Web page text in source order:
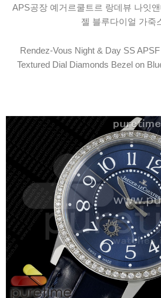
APS공장 예거르쿨트르 랑데뷰 나잇
젤 블루다이얼 가죽
Rendez-Vous Night & Day SS
Textured Dial Diamonds Bezel on